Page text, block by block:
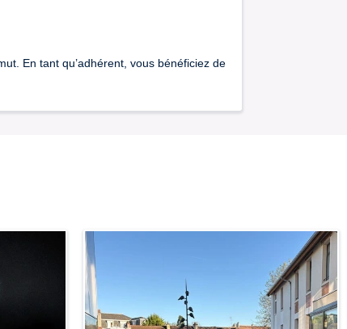
En tant qu’adhérent, vous bénéficiez de